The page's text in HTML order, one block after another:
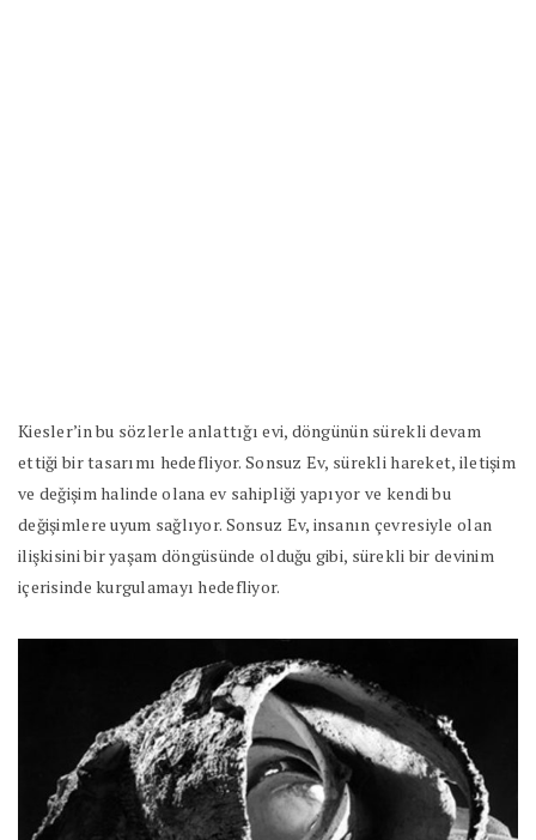
Kiesler’in bu sözlerle anlattığı evi, döngünün sürekli devam
ettiği bir tasarımı hedefliyor. Sonsuz Ev, sürekli hareket, iletişim
ve değişim halinde olana ev sahipliği yapıyor ve kendi bu
değişimlere uyum sağlıyor. Sonsuz Ev, insanın çevresiyle olan
ilişkisini bir yaşam döngüsünde olduğu gibi, sürekli bir devinim
içerisinde kurgulamayı hedefliyor.